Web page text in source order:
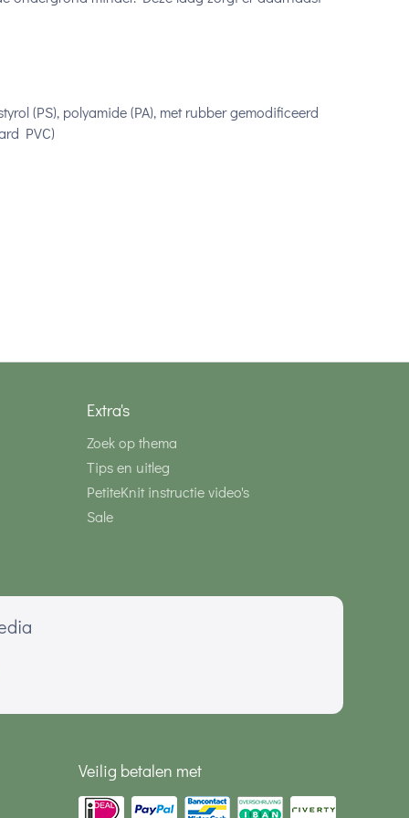
(PS), polyamide (PA), met rubber gemodificeerd
PVC)
Extra's
Zoek op thema
Tips en uitleg
PetiteKnit instructie video's
Sale
Veilig betalen met